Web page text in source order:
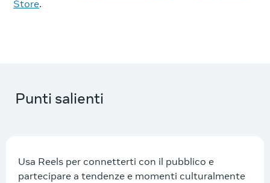
Store.
Punti salienti
Usa Reels per connetterti con il pubblico e
partecipare a tendenze e momenti culturalmente